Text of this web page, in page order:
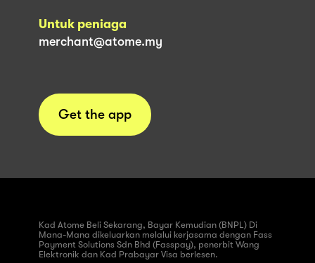
Untuk peniaga
merchant@atome.my
Get the app
Kad Atome Beli Sekarang, Bayar Kemudian (BNPL) Di
Mana-Mana dikeluarkan melalui kerjasama dengan Fass
Payment Solutions Sdn Bhd (Fasspay), penerbit Wang
Elektronik dan Kad Prabayar Visa berlesen.